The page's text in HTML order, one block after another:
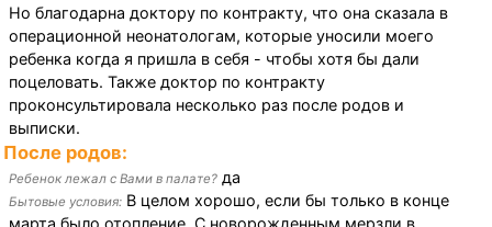
Но благодарна доктору по контракту, что она сказала в
операционной неонатологам, которые уносили моего
ребенка когда я пришла в себя - чтобы хотя бы дали
поцеловать. Также доктор по контракту
проконсультировала несколько раз после родов и
выписки.
После родов:
Ребенок лежал с Вами в палате? да
Бытовые условия: В целом хорошо, если бы только в конце
марта было отопление. С новорожденным мерзли в